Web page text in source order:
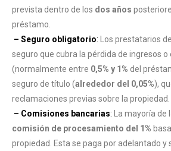
prevista dentro de los dos años
préstamo.
– Seguro obligatorio: Los prestatarios
seguro que cubra la pérdida de ingresos o
(normalmente entre 0,5% y 1% del
seguro de título (alrededor del 0,05%),
reclamaciones previas sobre la propiedad.
– Comisiones bancarias: La mayoría de
comisión de procesamiento del 1%
propiedad. Esta se paga por adelantado y